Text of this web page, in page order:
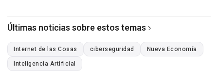
Últimas noticias sobre estos temas
Internet de las Cosas ciberseguridad
Nueva Economía
Inteligencia Artificial